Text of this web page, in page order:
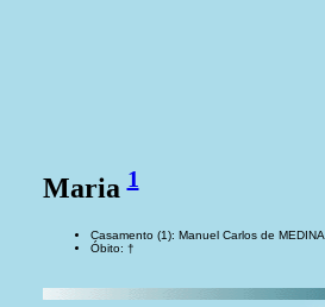
Maria1
Casamento (1): Manuel Carlos de MEDINA
Óbito: †